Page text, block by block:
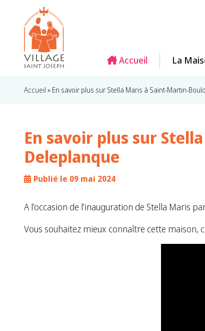
Accueil La
Accueil » En savoir plus sur Stella Maris à Saint-Martin-
En savoir plus sur
Deleplanque
Publié le 09 mai 2024
A l’occasion de l’inauguration de Stella Maris
Vous souhaitez mieux connaître cette maison,